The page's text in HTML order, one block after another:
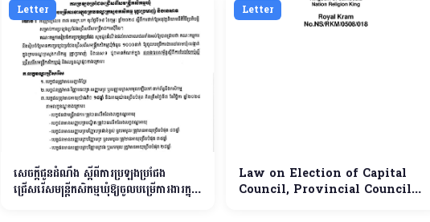
Letter
សេចក្តីជូនដំណឹង ស្តីពីការប្រឡងប្រជែង
ជ្រើសរើសមន្ត្រីកសិកម្មឃុំឱ្យចូលបម្រើការងារក្នុង
Letter
Law on Election of Capital
Council, Provincial Council